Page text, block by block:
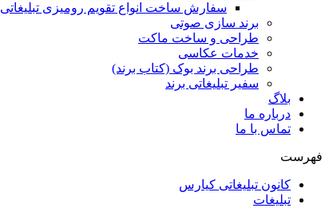
سفارش ساخت انواع تقویم رومیزی تبلیغاتی
برند سازی صوتی
طراحی و ساخت ماکت
خدمات عکاسی
طراحی برند بوک (کتاب برند)
سفیر تبلیغاتی برند
بلاگ
درباره ما
تماس با ما
فهرست
کانون تبلیغاتی کیارس
تبلیغات